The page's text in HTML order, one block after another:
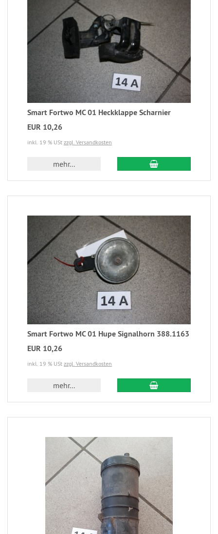
Smart Fortwo MC 01 Heckklappe Scharnier
EUR 10,26
inkl. 19 % USt zzgl. Versandkosten
mehr...
Smart Fortwo MC 01 Hupe Signalhorn 388.1163
EUR 10,26
inkl. 19 % USt zzgl. Versandkosten
mehr...